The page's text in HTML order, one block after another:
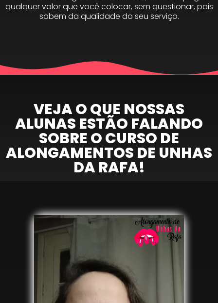
qualquer valor que você colocar, sem questionar, pois
sabem da qualidade do seu serviço.
VEJA O QUE NOSSAS
ALUNAS ESTÃO FALANDO
SOBRE O CURSO DE
ALONGAMENTOS DE UNHAS
DA RAFA!